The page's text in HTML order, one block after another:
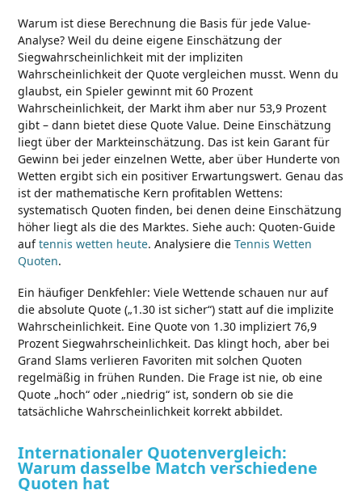
Warum ist diese Berechnung die Basis für jede Value-
Analyse? Weil du deine eigene Einschätzung der
Siegwahrscheinlichkeit mit der impliziten
Wahrscheinlichkeit der Quote vergleichen musst. Wenn du
glaubst, ein Spieler gewinnt mit 60 Prozent
Wahrscheinlichkeit, der Markt ihm aber nur 53,9 Prozent
gibt – dann bietet diese Quote Value. Deine Einschätzung
liegt über der Markteinschätzung. Das ist kein Garant für
Gewinn bei jeder einzelnen Wette, aber über Hunderte von
Wetten ergibt sich ein positiver Erwartungswert. Genau das
ist der mathematische Kern profitablen Wettens:
systematisch Quoten finden, bei denen deine Einschätzung
höher liegt als die des Marktes. Siehe auch: Quoten-Guide
auftennis wetten heute. Analysiere die Tennis Wetten
Quoten.
Ein häufiger Denkfehler: Viele Wettende schauen nur auf
die absolute Quote („1.30 ist sicher“) statt auf die implizite
Wahrscheinlichkeit. Eine Quote von 1.30 impliziert 76,9
Prozent Siegwahrscheinlichkeit. Das klingt hoch, aber bei
Grand Slams verlieren Favoriten mit solchen Quoten
regelmäßig in frühen Runden. Die Frage ist nie, ob eine
Quote „hoch“ oder „niedrig“ ist, sondern ob sie die
tatsächliche Wahrscheinlichkeit korrekt abbildet.
Internationaler Quotenvergleich:
Warum dasselbe Match verschiedene
Quoten hat